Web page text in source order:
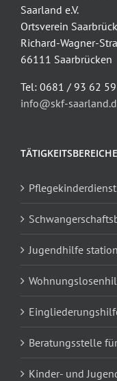
Saarland e.V.
Ortsverein
Richard-Wagner-
66111 Saarbrücken
Tel: 0681 / 93 62
info@skf-
TÄTIGKEITSBEREICHE
Pflegekinderdienst
Jugendhilfe
Beratungsstelle
Kinder- und